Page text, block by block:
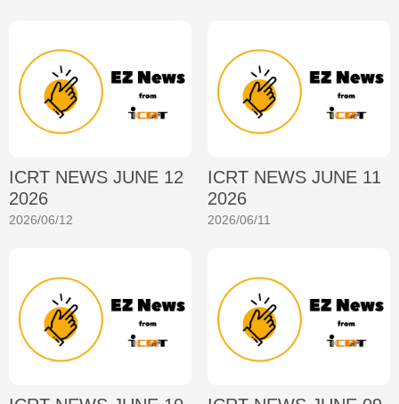
ICRT NEWS JUNE 12
2026
2026/06/12
ICRT NEWS JUNE 11
2026
2026/06/11